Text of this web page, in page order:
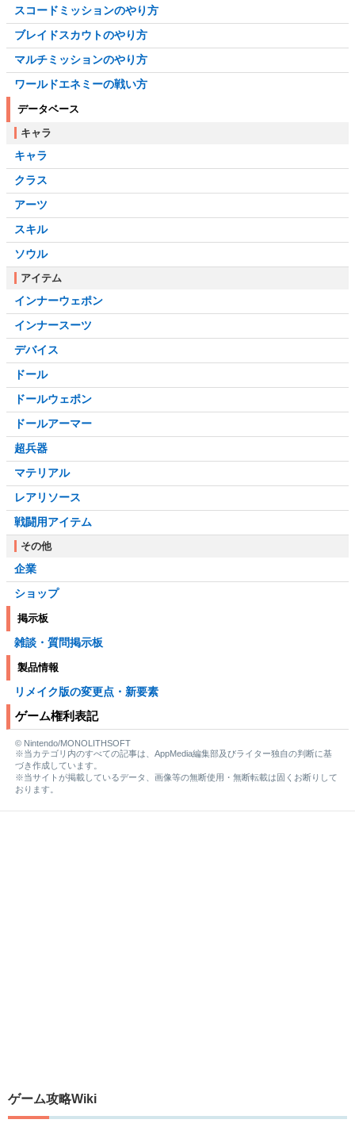
スコードミッションのやり方
ブレイドスカウトのやり方
マルチミッションのやり方
ワールドエネミーの戦い方
データベース
キャラ
キャラ
クラス
アーツ
スキル
ソウル
アイテム
インナーウェポン
インナースーツ
デバイス
ドール
ドールウェポン
ドールアーマー
超兵器
マテリアル
レアリソース
戦闘用アイテム
その他
企業
ショップ
掲示板
雑談・質問掲示板
製品情報
リメイク版の変更点・新要素
ゲーム権利表記
© Nintendo/MONOLITHSOFT
※当カテゴリ内のすべての記事は、AppMedia編集部及びライター独自の判断に基
づき作成しています。
※当サイトが掲載しているデータ、画像等の無断使用・無断転載は固くお断りして
おります。
ゲーム攻略Wiki